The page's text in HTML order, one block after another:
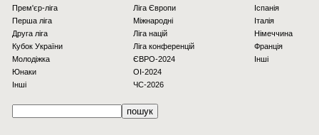
Прем'єр-ліга
Перша ліга
Друга ліга
Кубок України
Молодіжка
Юнаки
Інші
Ліга Європи
Міжнародні
Ліга націй
Ліга конференцій
ЄВРО-2024
OI-2024
ЧС-2026
Іспанія
Італія
Німеччина
Франція
Інші